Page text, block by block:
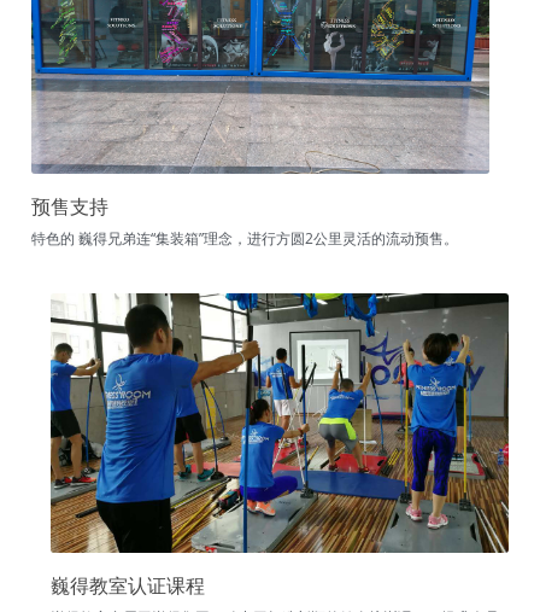
预售支持
特色的 巍得兄弟连“集装箱”理念，进行方圆2公里灵活的流动预售。
巍得教室认证课程